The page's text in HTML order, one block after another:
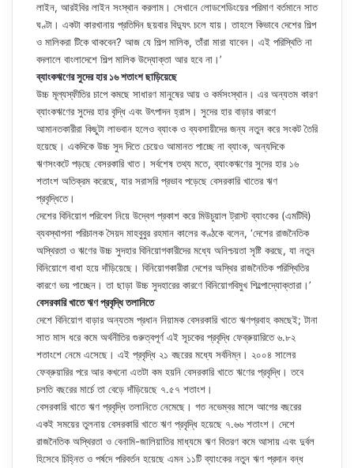
লাইন, আরইবির লাইন সংস্থান করলাম। সেখানে লোডশেডিংয়ের পরিমাণ বর্তমানে সাত
ঘণ্টা। একটা কারখানায় প্রতিদিন ছয়বার বিদ্যুৎ চলে যায়। তাহলে কিভাবে দেশের শিল্প
ও মালিকরা টিকে থাকবেন? আজ যে শিল্প মালিক, তাঁরা মারা যাবেন। এই পরিস্থিতি না
বদলালে বাংলাদেশে শিল্প মালিক উদ্যোক্তা আর হবে না।’
ব্যাংকঋণের সুদের হার ১৬ শতাংশ ছাড়িয়েছে
উচ্চ মূল্যস্ফীতির চাপে কমছে সাধারণ মানুষের আয় ও কর্মসংস্থান। এর অন্যতম কারণ
ব্যাংকঋণের সুদের হার বৃদ্ধি এবং উৎপাদন হ্রাস। সুদের হার বাড়ার কারণে
আমানতকারীরা কিছুটা লাভবান হলেও ব্যাংক ও ব্যবসায়ীদের জন্য নতুন করে সংকট তৈরি
হয়েছে। একদিকে উচ্চ সুদ দিতে চেয়েও আমানত পাচ্ছে না ব্যাংক, অন্যদিকে
ঋণসংকটে পড়ছে বেসরকারি খাত। সর্বশেষ তথ্য মতে, ব্যাংকঋণের সুদের হার ১৬
শতাংশ অতিক্রম করেছে, যার সরাসরি প্রভাব পড়েছে বেসরকারি খাতের ঋণ
প্রবৃদ্ধিতে।
দেশের বিনিয়োগ পরিবেশ নিয়ে উদ্বেগ প্রকাশ করে মিউচুয়াল ট্রাস্ট ব্যাংকের (এমটিবি)
ব্যবস্থাপনা পরিচালক সৈয়দ মাহবুবুর রহমান কালের কণ্ঠকে বলেন, ‘দেশের রাজনৈতিক
অস্থিরতা ও ঋণের উচ্চ সুদহার বিনিয়োগকারীদের মধ্যে অনিশ্চয়তা সৃষ্টি করছে, যা নতুন
বিনিয়োগে বাধা হয়ে দাঁড়িয়েছে। বিনিয়োগকারীরা দেশের অস্থির রাজনৈতিক পরিস্থিতির
কারণে ভয় পাচ্ছেন। তা ছাড়া উচ্চ সুদহারের কারণে বিনিয়োগবিমুখ শিল্পোদ্যোক্তারা।’
বেসরকারি খাতে ঋণ প্রবৃদ্ধি তলানিতে
দেশে বিনিয়োগ বাড়ার অন্যতম প্রধান নিয়ামক বেসরকারি খাতে ঋণপ্রবাহ কমছেই; টানা
সাত মাস ধরে কমে অর্থনীতির গুরুত্বপূর্ণ এই সূচকের প্রবৃদ্ধি ফেব্রুয়ারিতে ৬.৮২
শতাংশে নেমে এসেছে। এই প্রবৃদ্ধি ২১ বছরের মধ্যে সর্বনিম্ন। ২০০৪ সালের
ফেব্রুয়ারির পরে আর কখনো এতটা কম হয়নি বেসরকারি খাতে ঋণের প্রবৃদ্ধি। তবে
চলতি বছরের মার্চে তা বেড়ে দাঁড়িয়েছে ৭.৫৭ শতাংশ।
বেসরকারি খাতে ঋণ প্রবৃদ্ধি তলানিতে নেমেছে। গত নভেম্বর মাসে আগের বছরের
একই সময়ের তুলনায় বেসরকারি খাতে ঋণ প্রবৃদ্ধি হয়েছে ৭.৬৬ শতাংশ। দেশে
রাজনৈতিক অস্থিরতা ও বেনামি-জালিয়াতির মাধ্যমে ঋণ বিতরণ কমে আসায় এবং দুর্বল
হিসেবে চিহ্নিত ও পর্ষদে পরিবর্তন হয়েছে এমন ১১টি ব্যাংকের নতুন ঋণ প্রদান বন্ধ